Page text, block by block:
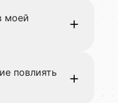
моей
повлиять